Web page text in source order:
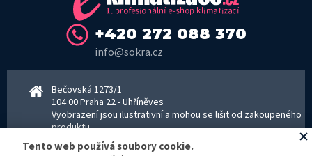
+420 272 088 370
info@sokra.cz
Bečovská 1273/1
104 00 Praha 22 - Uhříněves
Vyobrazení jsou ilustrativní a mohou se lišit od zakoupeného
produktu.
www.sokra.cz│www.haier-klimatizace.cz
Tento web používá soubory cookie.